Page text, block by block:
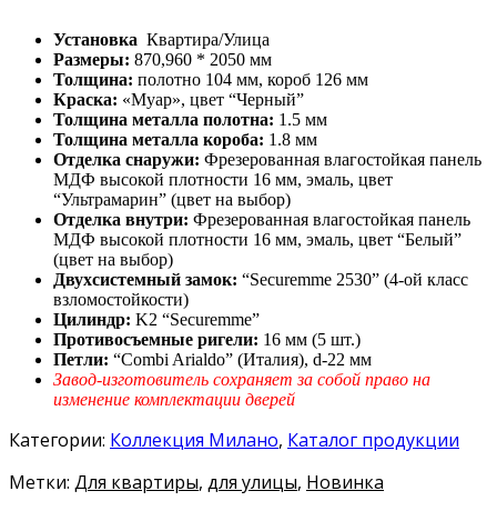
Установка Квартира/Улица
Размеры: 870,960 * 2050 мм
Толщина: полотно 104 мм, короб 126 мм
Краска: «Муар», цвет “Черный”
Толщина металла полотна: 1.5 мм
Толщина металла короба: 1.8 мм
Отделка снаружи: Фрезерованная влагостойкая панель
МДФ высокой плотности 16 мм, эмаль, цвет
“Ультрамарин” (цвет на выбор)
Отделка внутри: Фрезерованная влагостойкая панель
МДФ высокой плотности 16 мм, эмаль, цвет “Белый”
(цвет на выбор)
Двухсистемный замок: “Securemme 2530” (4-ой класс
взломостойкости)
Цилиндр: K2 “Securemme”
Противосъемные ригели: 16 мм (5 шт.)
Петли: “Combi Arialdo” (Италия), d-22 мм
Завод-изготовитель сохраняет за собой право на
изменение комплектации дверей
Категории: Коллекция Милано, Каталог продукции
Метки: Для квартиры, для улицы, Новинка